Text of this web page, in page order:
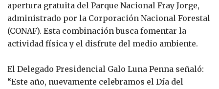
apertura gratuita del Parque Nacional Fray Jorge,
administrado por la Corporación Nacional Forestal
(CONAF). Esta combinación busca fomentar la
actividad física y el disfrute del medio ambiente.
El Delegado Presidencial Galo Luna Penna señaló:
“Este año, nuevamente celebramos el Día del